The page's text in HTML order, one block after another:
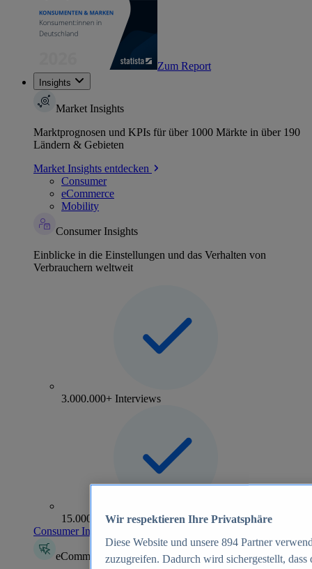
Zum Report
Insights
Market Insights
Marktprognosen und KPIs für über 1000 Märkte in über 190
Ländern & Gebieten
Market Insights entdecken
Consumer
eCommerce
Mobility
Consumer Insights
Einblicke in die Einstellungen und das Verhalten von
Verbrauchern weltweit
3.000.000+ Interviews
15.000+ Marken
Consumer Insights entdecken
eCommerce Insights
Wir respektieren Ihre Privatsphäre
Diese Website und unsere 894 Partner
zuzugreifen. Dadurch wird sichergestellt,